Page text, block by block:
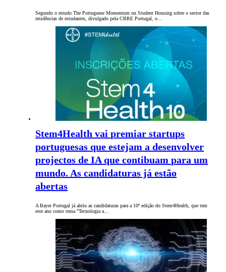
Segundo o estudo The Portuguese Momentum on Student Housing sobre o sector das
residências de estudantes, divulgado pela CBRE Portugal, o…
Stem4Health vai premiar startups
portuguesas que estejam a desenvolver
projectos de IA que contibuam para um
mundo. As candidaturas já estão
abertas
A Bayer Portugal já abriu as candidaturas para a 10ª edição do Stem4Health, que tem
este ano como tema "Tecnologia a…